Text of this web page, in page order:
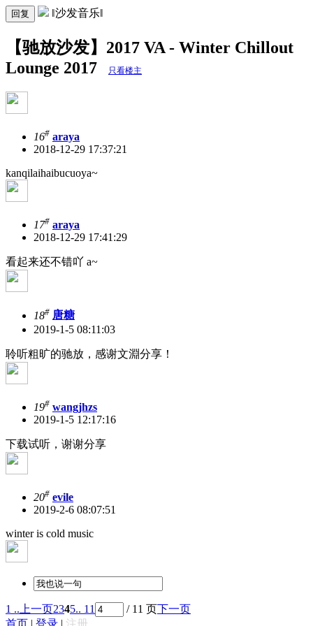
回复 ‖沙发音乐‖
【驰放沙发】2017 VA - Winter Chillout
Lounge 2017
只看楼主
16# araya
2018-12-29 17:37:21
kanqilaihaibucuoya~
17# araya
2018-12-29 17:41:29
看起来还不错吖 a~
18# 唐糖
2019-1-5 08:11:03
聆听粗旷的驰放，感谢文淵分享！
19# wangjhzs
2019-1-5 12:17:16
下载试听，谢谢分享
20# evile
2019-2-6 08:07:51
winter is cold music
1 ..上一页2345.. 11 / 11 页
下一页